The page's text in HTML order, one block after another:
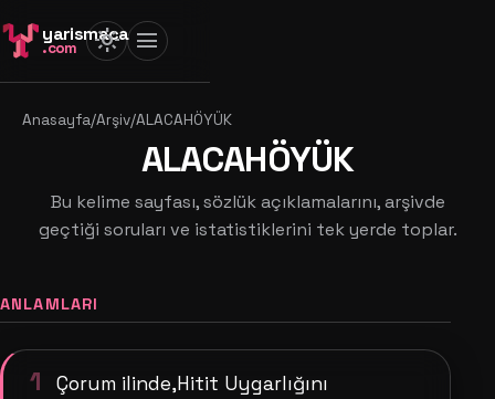
yarismaca
.com light_mode menu
Anasayfa/Arşiv/ALACAHÖYÜK
ALACAHÖYÜK
Bu kelime sayfası, sözlük açıklamalarını, arşivde
geçtiği soruları ve istatistiklerini tek yerde toplar.
ANLAMLARI
1
Çorum ilinde,Hitit Uygarlığını